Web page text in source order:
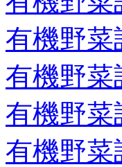
有機野菜
有機野菜
有機野菜
有機野菜